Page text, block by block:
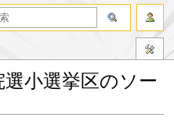
小選挙区のソー